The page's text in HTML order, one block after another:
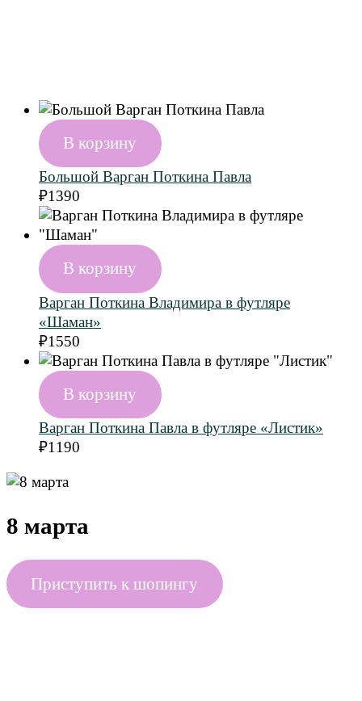
В корзину
Большой Варган Поткина Павла
₽1390
В корзину
Варган Поткина Владимира в футляре
«Шаман»
₽1550
В корзину
Варган Поткина Павла в футляре «Листик»
₽1190
8 марта
Приступить к шопингу